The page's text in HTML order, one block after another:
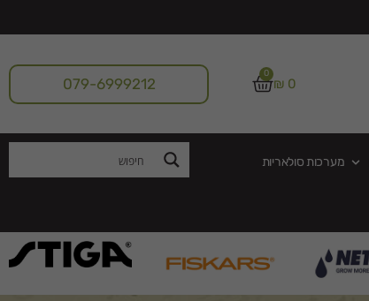
₪0
0
079-6999212
מערכות סולאריות